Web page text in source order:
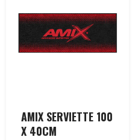
AMIX SERVIETTE 100
X 40CM